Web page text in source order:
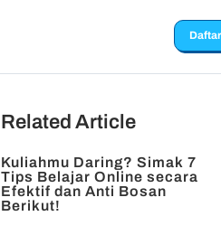
Related Article
Kuliahmu Daring? Simak 7
Tips Belajar Online secara
Efektif dan Anti Bosan
Berikut!